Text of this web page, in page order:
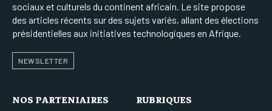
sociaux et culturels du continent africain. Le site propose
des articles récents sur des sujets variés, allant des élections
présidentielles aux initiatives technologiques en Afrique.
NEWSLETTER
NOS PARTENIAIRES RUBRIQUES